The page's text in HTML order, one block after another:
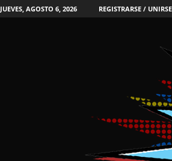
JUEVES, AGOSTO 6, 2026 REGISTRARSE / UNIRSE